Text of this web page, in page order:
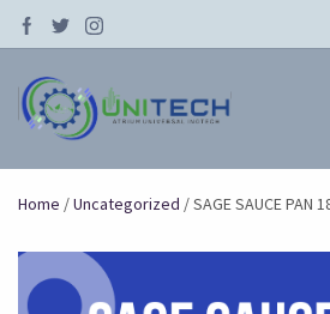
Home /Uncategorized / SAGE SAUCE PAN